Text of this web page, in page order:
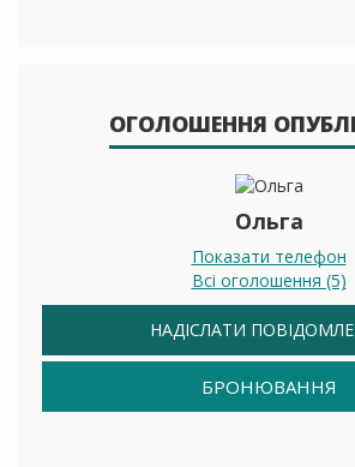
ОГОЛОШЕННЯ
Ольга
Показати телефон
Всі оголошення (5)
НАДІСЛАТИ
БРОНЮВАННЯ